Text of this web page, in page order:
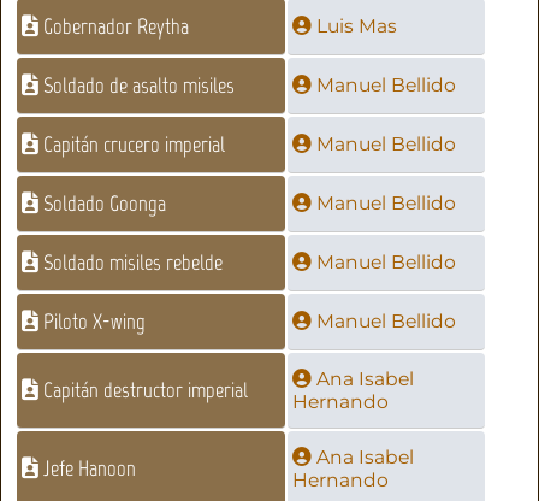
Gobernador Reytha Luis Mas
Soldado de asalto misiles Manuel Bellido
Capitán crucero imperial Manuel Bellido
Soldado Goonga Manuel Bellido
Soldado misiles rebelde Manuel Bellido
Piloto X-wing Manuel Bellido
Capitán destructor imperial
Ana Isabel
Hernando
Jefe Hanoon
Ana Isabel
Hernando